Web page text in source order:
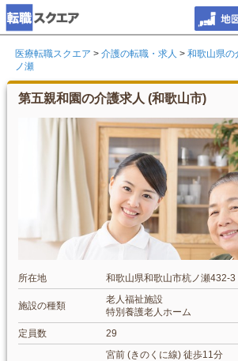
医療転職スクエア > 介護の転職・求人 > 和歌山県の
ノ瀬
第五親和園の介護求人 (和歌山市)
所在地 和歌山県和歌山市杭ノ瀬432-3
施設の種類
老人福祉施設
特別養護老人ホーム
定員数
29
宮前 (きのくに線) 徒歩11分